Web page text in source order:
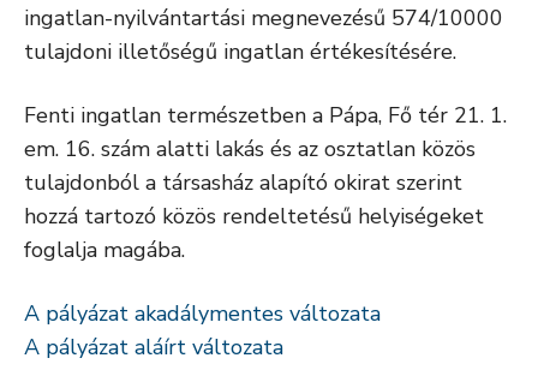
ingatlan-nyilvántartási megnevezésű 574/10000
tulajdoni illetőségű ingatlan értékesítésére.
Fenti ingatlan természetben a Pápa, Fő tér 21. 1.
em. 16. szám alatti lakás és az osztatlan közös
tulajdonból a társasház alapító okirat szerint
hozzá tartozó közös rendeltetésű helyiségeket
foglalja magába.
A pályázat akadálymentes változata
A pályázat aláírt változata